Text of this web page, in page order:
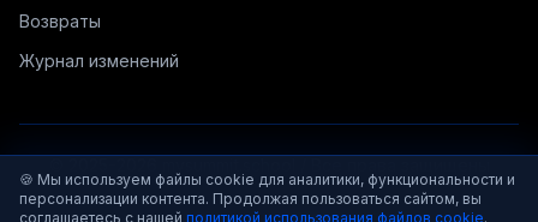
Возвраты
Журнал изменений
Исполнитель: Беляев Станислав Александрович (самозанятый), ИНН
🍪 Мы используем файлы cookie для аналитики, функциональности и
персонализации контента. Продолжая пользоваться сайтом, вы
соглашаетесь с нашей политикой использования файлов cookie.